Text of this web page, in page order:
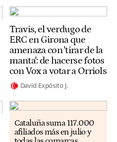
Travis, el verdugo de
ERC en Girona que
amenaza con 'tirar de la
manta': de hacerse fotos
con Vox a votar a Orriols
David Expósito J.
Cataluña suma 117.000
afiliados más en julio y